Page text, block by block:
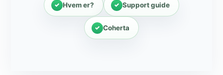
Hvem er? Support guide
Coherta